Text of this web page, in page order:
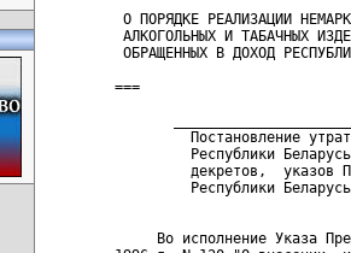
О ПОРЯДКЕ РЕАЛИЗАЦИИ
АЛКОГОЛЬНЫХ И ТАБАЧНЫХ
ОБРАЩЕННЫХ В ДОХОД
===
Постановление
Республики
декретов,  указов
Республики
Во исполнение Указа